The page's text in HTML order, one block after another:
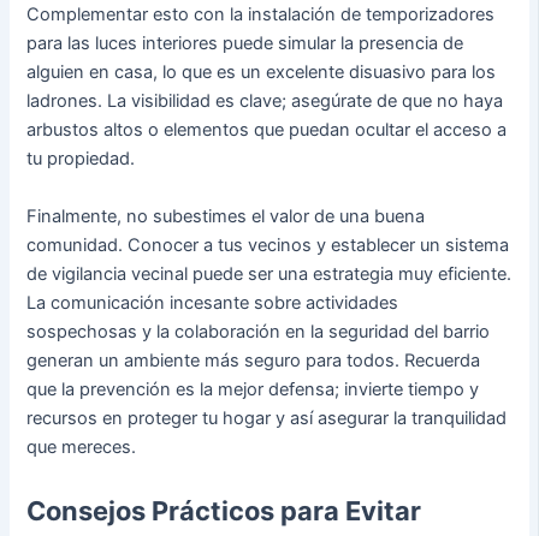
Complementar esto con la instalación de temporizadores
para las luces interiores puede simular la presencia de
alguien en casa, lo que es un excelente disuasivo para los
ladrones. La visibilidad es clave; asegúrate de que no haya
arbustos altos o elementos que puedan ocultar el acceso a
tu propiedad.
Finalmente, no subestimes el valor de una buena
comunidad. Conocer a tus vecinos y establecer un sistema
de vigilancia vecinal puede ser una estrategia muy eficiente.
La comunicación incesante sobre actividades
sospechosas y la colaboración en la seguridad del barrio
generan un ambiente más seguro para todos. Recuerda
que la prevención es la mejor defensa; invierte tiempo y
recursos en proteger tu hogar y así asegurar la tranquilidad
que mereces.
Consejos Prácticos para Evitar